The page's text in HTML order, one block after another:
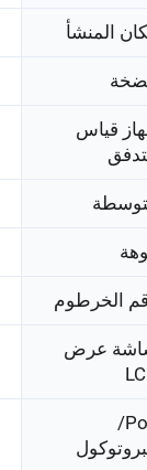
المنشأ
قياس
الخرطوم
عرض
Pos/